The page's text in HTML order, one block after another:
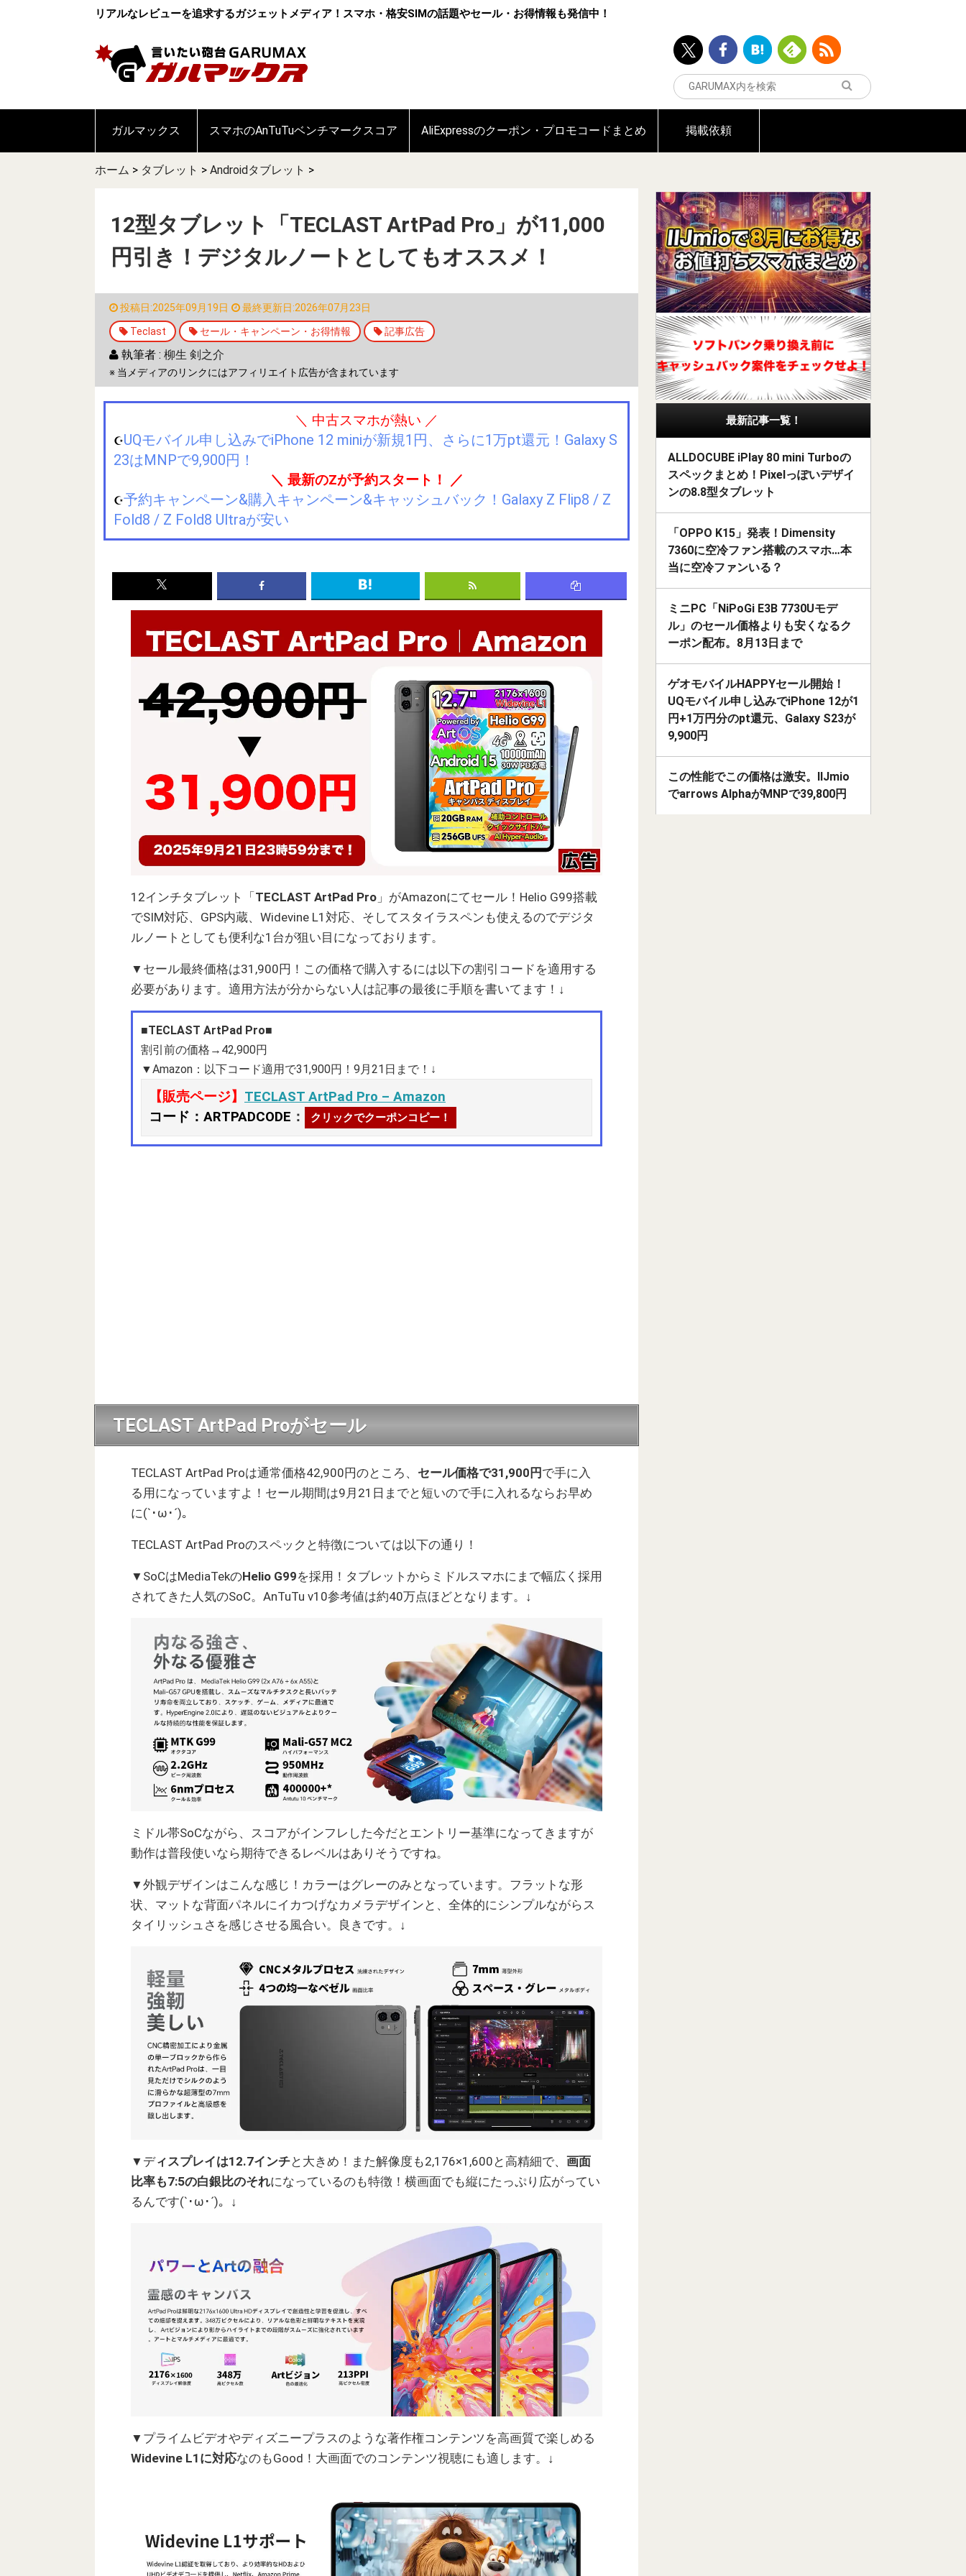
リアルなレビューを追求するガジェットメディア！スマホ・格安SIMの話題やセール・お得情報も発信中！
ガルマックス スマホのAnTuTuベンチマークスコア AliExpressのクーポン・プロモコードまとめ 掲載依頼
ホーム > タブレット > Androidタブレット >
12型タブレット「TECLAST ArtPad Pro」が11,000
円引き！デジタルノートとしてもオススメ！
投稿日:2025年09月19日 最終更新日:2026年07月23日
Teclast セール・キャンペーン・お得情報 記事広告
執筆者 : 柳生 剣之介
※ 当メディアのリンクにはアフィリエイト広告が含まれています
＼ 中古スマホが熱い ／
☪️UQモバイル申し込みでiPhone 12 miniが新規1円、さらに1万pt還元！Galaxy S
23はMNPで9,900円！
＼ 最新のZが予約スタート！ ／
☪️予約キャンペーン&購入キャンペーン&キャッシュバック！Galaxy Z Flip8 / Z
Fold8 / Z Fold8 Ultraが安い
12インチタブレット「TECLAST ArtPad Pro 」がAmazonにてセール！Helio G99搭載
でSIM対応、GPS内蔵、Widevine L1対応、そしてスタイラスペンも使えるのでデジタ
ルノートとしても便利な1台が狙い目になっております。
▼セール最終価格は31,900円！この価格で購入するには以下の割引コードを適用する
必要があります。適用方法が分からない人は記事の最後に手順を書いてます！↓
■TECLAST ArtPad Pro■
割引前の価格→42,900円
▼Amazon：以下コード適用で31,900円！9月21日まで！↓
【販売ページ】 TECLAST ArtPad Pro – Amazon
コード：ARTPADCODE ： クリックでクーポンコピー！
TECLAST ArtPad Proがセール
TECLAST ArtPad Proは通常価格42,900円のところ、 セール価格で31,900円で手に入
る用になっていますよ！セール期間は9月21日までと短いので手に入れるならお早め
に(`･ω･´)。
TECLAST ArtPad Proのスペックと特徴については以下の通り！
▼SoCはMediaTekのHelio G99を採用！タブレットからミドルスマホにまで幅広く採用
されてきた人気のSoC。AnTuTu v10参考値は約40万点ほどとなります。↓
ミドル帯SoCながら、スコアがインフレした今だとエントリー基準になってきますが
動作は普段使いなら期待できるレベルはありそうですね。
▼外観デザインはこんな感じ！カラーはグレーのみとなっています。フラットな形
状、マットな背面パネルにイカつげなカメラデザインと、全体的にシンプルながらス
タイリッシュさを感じさせる風合い。良きです。↓
▼ディスプレイは12.7インチと大きめ！また解像度も2,176×1,600と高精細で、 画面
比率も7:5の白銀比のそれになっているのも特徴！横画面でも縦にたっぷり広がってい
るんです(`･ω･´)。↓
▼プライムビデオやディズニープラスのような著作権コンテンツを高画質で楽しめる
Widevine L1に対応なのもGood！大画面でのコンテンツ視聴にも適します。↓
最新記事一覧！
ALLDOCUBE iPlay 80 mini Turboの
スペックまとめ！Pixelっぽいデザイ
ンの8.8型タブレット
「OPPO K15」発表！Dimensity
7360に空冷ファン搭載のスマホ…本
当に空冷ファンいる？
ミニPC「NiPoGi E3B 7730Uモデ
ル」のセール価格よりも安くなるク
ーポン配布。8月13日まで
ゲオモバイルHAPPYセール開始！
UQモバイル申し込みでiPhone 12が1
円+1万円分のpt還元、Galaxy S23が
9,900円
この性能でこの価格は激安。IIJmio
でarrows AlphaがMNPで39,800円